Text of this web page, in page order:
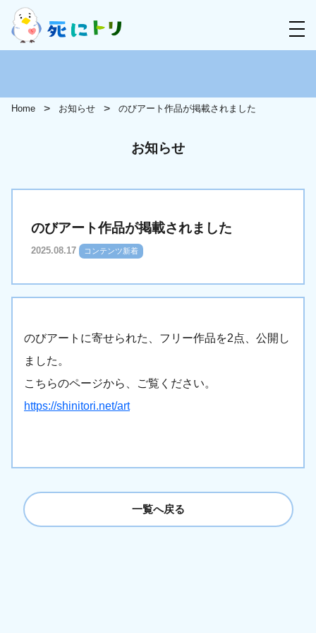
Home お知らせ のびアート作品が掲載されました
お知らせ
のびアート作品が掲載されました
2025.08.17 コンテンツ新着
のびアートに寄せられた、フリー作品を2点、公開し
ました。
こちらのページから、ご覧ください。
https://shinitori.net/art
一覧へ戻る